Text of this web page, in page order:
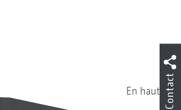
En haut Contact